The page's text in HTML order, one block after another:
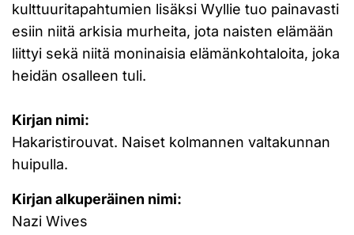
kulttuuritapahtumien lisäksi Wyllie tuo painavasti
esiin niitä arkisia murheita, jota naisten elämään
liittyi sekä niitä moninaisia elämänkohtaloita, joka
heidän osalleen tuli.
Kirjan nimi:
Hakaristirouvat. Naiset kolmannen valtakunnan
huipulla.
Kirjan alkuperäinen nimi:
Nazi Wives